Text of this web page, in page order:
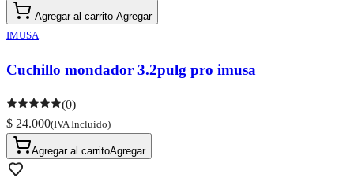
Agregar al carrito Agregar
IMUSA
Cuchillo mondador 3.2pulg pro imusa
(0)
$ 24.000(IVA Incluido)
Agregar al carritoAgregar